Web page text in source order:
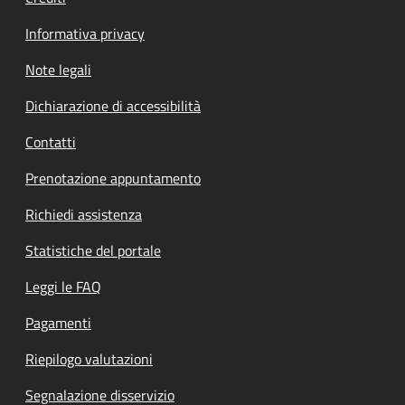
Informativa privacy
Note legali
Dichiarazione di accessibilità
Contatti
Prenotazione appuntamento
Richiedi assistenza
Statistiche del portale
Leggi le FAQ
Pagamenti
Riepilogo valutazioni
Segnalazione disservizio